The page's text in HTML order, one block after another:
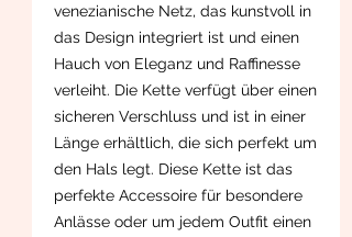
venezianische Netz, das kunstvoll in
das Design integriert ist und einen
Hauch von Eleganz und Raffinesse
verleiht. Die Kette verfügt über einen
sicheren Verschluss und ist in einer
Länge erhältlich, die sich perfekt um
den Hals legt. Diese Kette ist das
perfekte Accessoire für besondere
Anlässe oder um jedem Outfit einen